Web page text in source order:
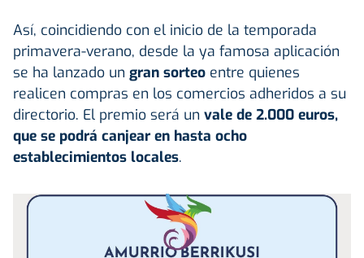
Así, coincidiendo con el inicio de la temporada
primavera-verano, desde la ya famosa aplicación
se ha lanzado un gran sorteo entre quienes
realicen compras en los comercios adheridos a su
directorio. El premio será un vale de 2.000 euros,
que se podrá canjear en hasta ocho
establecimientos locales.